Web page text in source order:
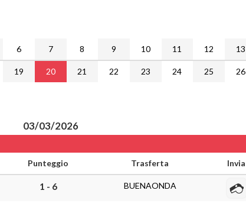
6 7 8 9 10 11 12 13
19 20 21 22 23 24 25
26
03/03/2026
Punteggio Trasferta Invia
1 - 6 BUENAONDA